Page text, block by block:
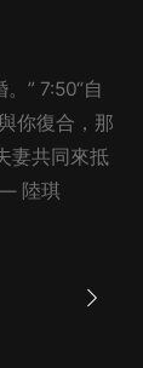
” 7:50“自
你復合，那
妻共同來抵
陸琪